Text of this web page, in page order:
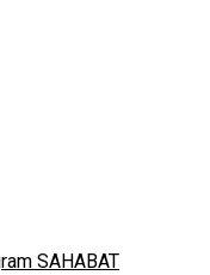
SAHABAT